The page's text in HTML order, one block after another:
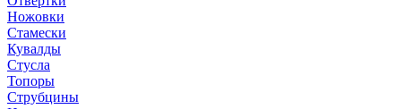
Ножовки
Стамески
Кувалды
Стусла
Топоры
Струбцины